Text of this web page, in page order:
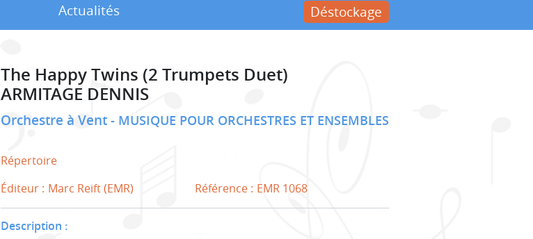
Actualités Déstockage
The Happy Twins (2 Trumpets Duet)
ARMITAGE DENNIS
Orchestre à Vent MUSIQUE POUR ORCHESTRES ET ENSEMBLES
Répertoire
Éditeur : Marc Reift (EMR) Référence : EMR 1068
Description :